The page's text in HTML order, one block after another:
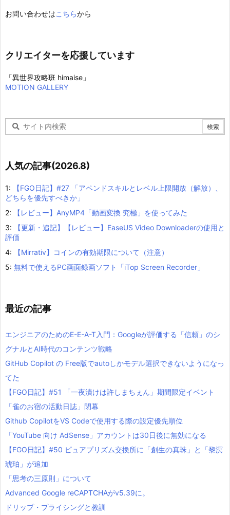
お問い合わせはこちらから
クリエイターを応援しています
「異世界攻略班 himaise」
MOTION GALLERY
人気の記事(2026.8)
1:
【FGO日記】#27 「アペンドスキルとレベル上限開放（解放）、
どちらを優先すべきか」
2:
【レビュー】AnyMP4「動画変換 究極」を使ってみた
3:
【更新・追記】【レビュー】EaseUS Video Downloaderの使用と
評価
4:
【Mirrativ】コインの有効期限について（注意）
5: 無料で使えるPC画面録画ソフト「iTop Screen Recorder」
最近の記事
エンジニアのためのE-E-A-T入門：Googleが評価する「信頼」のシ
グナルとAI時代のコンテンツ戦略
GitHub Copilot の Free版でautoしかモデル選択できないようになっ
てた
【FGO日記】#51 「一夜漬けは許しまちぇん」期間限定イベント
「雀のお宿の活動日誌」閉幕
Github CopilotをVS Codeで使用する際の設定優先順位
「YouTube 向け AdSense」アカウントは30日後に無効になる
【FGO日記】#50 ピュアプリズム交換所に「創生の真珠」と「黎溟
琥珀」が追加
「思考の三原則」について
Advanced Google reCAPTCHAがv5.39に。
ドリップ・プライシングと教訓